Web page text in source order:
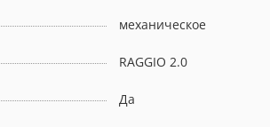
механическое
RAGGIO 2.0
Да